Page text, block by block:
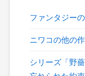
ファンタジー
ニワコの他の
シリーズ「野